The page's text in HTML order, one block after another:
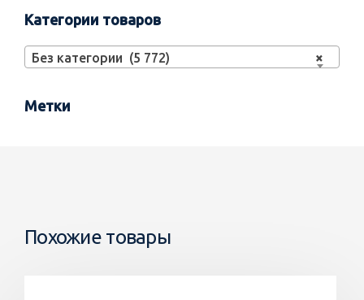
Категории товаров
×
Без категории (5 772)
Метки
Похожие товары